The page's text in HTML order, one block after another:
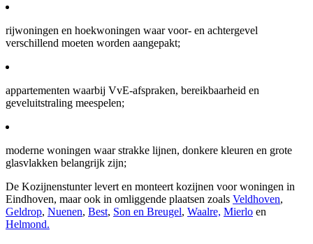
rijwoningen en hoekwoningen waar voor- en achtergevel
verschillend moeten worden aangepakt;
appartementen waarbij VvE-afspraken, bereikbaarheid en
geveluitstraling meespelen;
moderne woningen waar strakke lijnen, donkere kleuren en grote
glasvlakken belangrijk zijn;
De Kozijnenstunter levert en monteert kozijnen voor woningen in
Eindhoven, maar ook in omliggende plaatsen zoals Veldhoven,
Geldrop, Nuenen, Best, Son en Breugel, Waalre, Mierlo en
Helmond.